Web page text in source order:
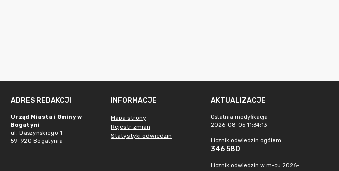
ADRES REDAKCJI
Urząd Miasta i Gminy w
Bogatyni
ul. Daszyńskiego 1
59-920 Bogatynia
INFORMACJE
Mapa strony
Rejestr zmian
Statystyki odwiedzin
AKTUALIZACJE
Ostatnia modyfikacja
2026-08-05 11:34:13
Licznik odwiedzin ogółem
346 580
Licznik odwiedzin w m-cu 2026-